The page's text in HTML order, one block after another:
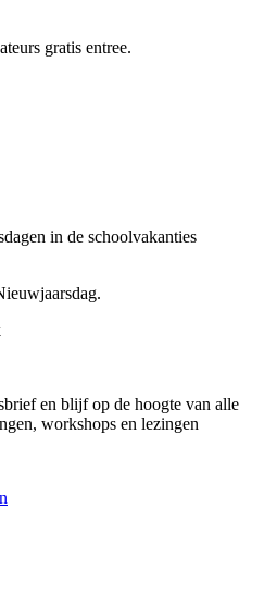
gratis entree.
in de schoolvakanties
en blijf op de hoogte van alle
workshops en lezingen